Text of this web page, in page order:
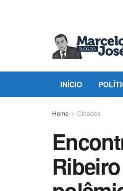
INÍCIO
Home Cidades